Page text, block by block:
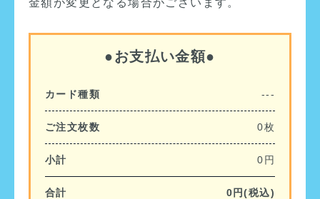
金額が変更となる場合がございます。
●お支払い金額●
カード種類 ---
ご注文枚数 0枚
小計 0 円
合計 0 円(税込)